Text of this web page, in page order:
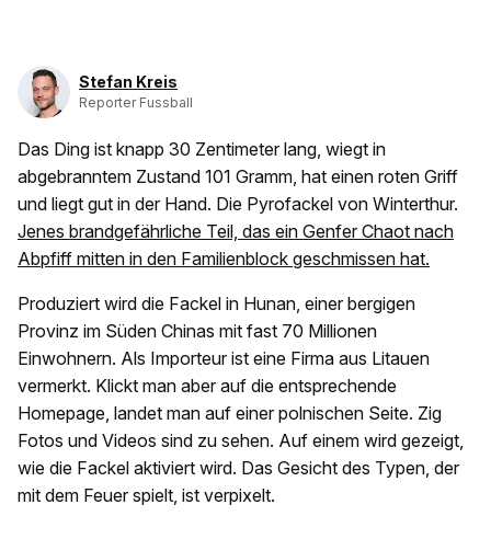
Stefan Kreis
Reporter Fussball
Das Ding ist knapp 30 Zentimeter lang, wiegt in
abgebranntem Zustand 101 Gramm, hat einen roten Griff
und liegt gut in der Hand. Die Pyrofackel von Winterthur.
Jenes brandgefährliche Teil, das ein Genfer Chaot nach
Abpfiff mitten in den Familienblock geschmissen hat.
Produziert wird die Fackel in Hunan, einer bergigen
Provinz im Süden Chinas mit fast 70 Millionen
Einwohnern. Als Importeur ist eine Firma aus Litauen
vermerkt. Klickt man aber auf die entsprechende
Homepage, landet man auf einer polnischen Seite. Zig
Fotos und Videos sind zu sehen. Auf einem wird gezeigt,
wie die Fackel aktiviert wird. Das Gesicht des Typen, der
mit dem Feuer spielt, ist verpixelt.